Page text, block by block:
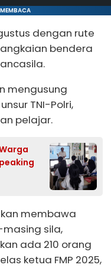
dengan rute
bendera
mengusung
TNI-Polri,
pelajar.
membawa
sila,
ada 210 orang
ketua FMP 2025,